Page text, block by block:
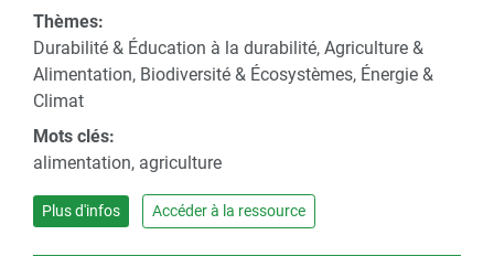
Thèmes:
Durabilité & Éducation à la durabilité, Agriculture &
Alimentation, Biodiversité & Écosystèmes, Énergie &
Climat
Mots clés:
alimentation, agriculture
Plus d'infos Accéder à la ressource